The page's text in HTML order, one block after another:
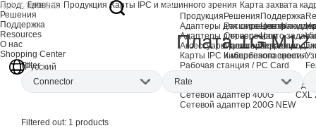
Продукция
Адаптеры для серверов AI
Адаптеры для серверов
Аксессуары для сервера
Карты IPC и машинного зрения
Рабочая станция / PC Card
Сетевые адаптеры AI
Сетевой адаптер 400G
Сетевой адаптер 200G NEW
CXL
Решения
Расширение
Сервер
Машинное зрение
Кибербезопасность
Поддержка
Центр
Часто
Продукция
Решения
Поддержка
Resources
О нас
Shopping Center
Русский
Главная Продукция Карты IPC и машинного зрения Карта захвата
Плата 1G M12
Filter
Connector
M12 (1)
Rate
Filtered out: 1 products